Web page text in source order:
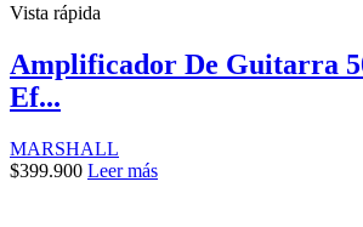
Vista rápida
Amplificador De Guitarra
Ef...
MARSHALL
$399.900 Leer más